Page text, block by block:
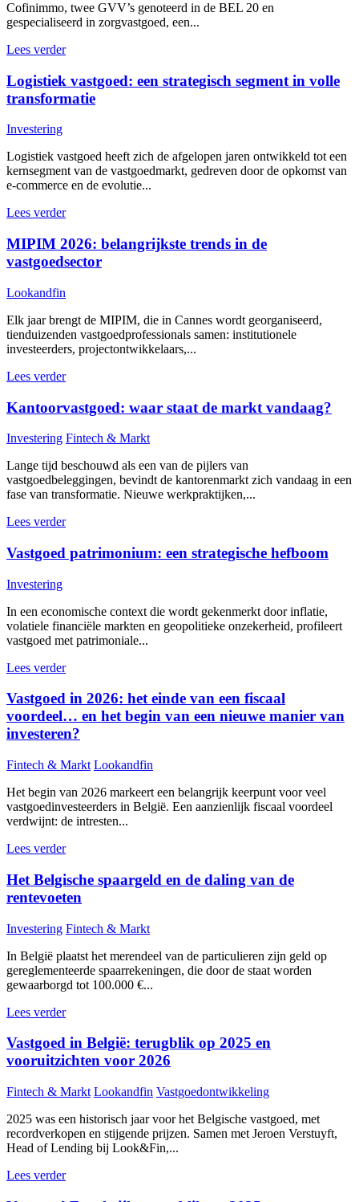
Cofinimmo, twee GVV’s genoteerd in de BEL 20 en
gespecialiseerd in zorgvastgoed, een...
Lees verder
Logistiek vastgoed: een strategisch segment in volle
transformatie
Investering
Logistiek vastgoed heeft zich de afgelopen jaren ontwikkeld tot een
kernsegment van de vastgoedmarkt, gedreven door de opkomst van
e-commerce en de evolutie...
Lees verder
MIPIM 2026: belangrijkste trends in de
vastgoedsector
Lookandfin
Elk jaar brengt de MIPIM, die in Cannes wordt georganiseerd,
tienduizenden vastgoedprofessionals samen: institutionele
investeerders, projectontwikkelaars,...
Lees verder
Kantoorvastgoed: waar staat de markt vandaag?
Investering Fintech & Markt
Lange tijd beschouwd als een van de pijlers van
vastgoedbeleggingen, bevindt de kantorenmarkt zich vandaag in een
fase van transformatie. Nieuwe werkpraktijken,...
Lees verder
Vastgoed patrimonium: een strategische hefboom
Investering
In een economische context die wordt gekenmerkt door inflatie,
volatiele financiële markten en geopolitieke onzekerheid, profileert
vastgoed met patrimoniale...
Lees verder
Vastgoed in 2026: het einde van een fiscaal
voordeel… en het begin van een nieuwe manier van
investeren?
Fintech & Markt Lookandfin
Het begin van 2026 markeert een belangrijk keerpunt voor veel
vastgoedinvesteerders in België. Een aanzienlijk fiscaal voordeel
verdwijnt: de intresten...
Lees verder
Het Belgische spaargeld en de daling van de
rentevoeten
Investering Fintech & Markt
In België plaatst het merendeel van de particulieren zijn geld op
gereglementeerde spaarrekeningen, die door de staat worden
gewaarborgd tot 100.000 €...
Lees verder
Vastgoed in België: terugblik op 2025 en
vooruitzichten voor 2026
Fintech & Markt Lookandfin Vastgoedontwikkeling
2025 was een historisch jaar voor het Belgische vastgoed, met
recordverkopen en stijgende prijzen. Samen met Jeroen Verstuyft,
Head of Lending bij Look&Fin,...
Lees verder